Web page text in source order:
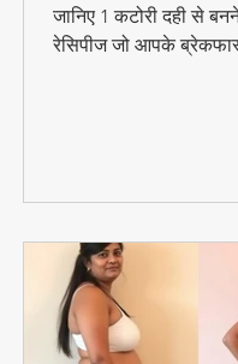
जानिए 1 कटोरी दही से
रेसिपीज जो आपके